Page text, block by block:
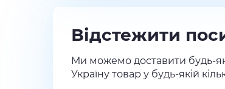
Відстежити
Ми можемо доставити будь-
Україну товар у будь-якій